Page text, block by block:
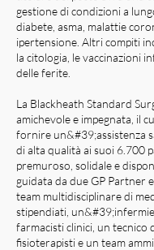
gestione di condizioni a
diabete, asma, malattie
ipertensione. Altri compiti
la citologia, le vaccinazioni
delle ferite.
La Blackheath Standard
amichevole e impegnata, il
fornire un&#39;assistenza
di alta qualità ai suoi 6.700
premuroso, solidale e
guidata da due GP Partner
team multidisciplinare di
stipendiati,
farmacisti clinici, un tecnico
fisioterapisti e un team